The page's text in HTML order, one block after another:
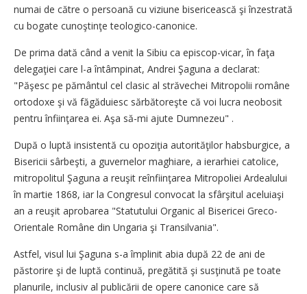
numai de către o persoană cu viziune bisericească şi înzestrată
cu bogate cunoştinţe teologico-canonice.
De prima dată când a venit la Sibiu ca episcop-vicar, în faţa
delegaţiei care l-a întâmpinat, Andrei Şaguna a declarat:
"Păşesc pe pământul cel clasic al străvechei Mitropolii române
ortodoxe şi vă făgăduiesc sărbătoreşte că voi lucra neobosit
pentru înfiinţarea ei. Aşa să-mi ajute Dumnezeu" .
După o luptă insistentă cu opoziţia autorităţilor habsburgice, a
Bisericii sârbeşti, a guvernelor maghiare, a ierarhiei catolice,
mitropolitul Şaguna a reuşit reînfiinţarea Mitropoliei Ardealului
în martie 1868, iar la Congresul convocat la sfârşitul aceluiaşi
an a reuşit aprobarea "Statutului Organic al Bisericei Greco-
Orientale Române din Ungaria şi Transilvania".
Astfel, visul lui Şaguna s-a împlinit abia după 22 de ani de
păstorire şi de luptă continuă, pregătită şi susţinută pe toate
planurile, inclusiv al publicării de opere canonice care să